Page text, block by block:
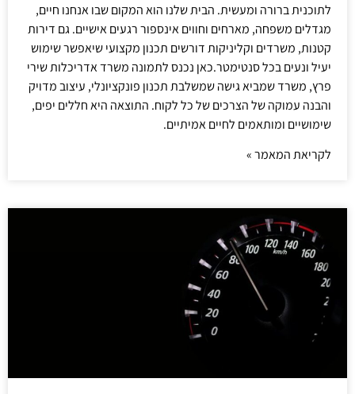
לתוכנית ברורה ומעשית. הבית שלנו הוא המקום שבו אנחנו חיים,
מגדלים משפחה, מארחים וחווים אינספור רגעים אישיים. גם דירות
קטנות, משרדים וקליניקות דורשים תכנון מקצועי שיאפשר שימוש
יעיל ונעים בכל סנטימטר.כאן נכנס לתמונה משרד אדריכלות שירי
פרץ, משרד שמביא גישה שמשלבת תכנון פונקציונלי, עיצוב מדויק
והבנה עמוקה של הצרכים של כל לקוח. התוצאה היא חללים יפים,
שימושיים ומותאמים לחיים אמיתיים.
לקריאת המאמר »